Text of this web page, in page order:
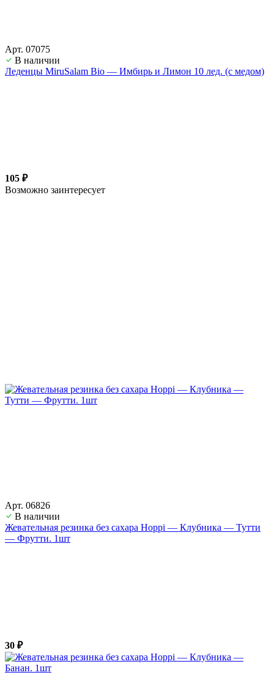
Арт. 07075
В наличии
Леденцы MiruSalam Bio — Имбирь и Лимон 10 лед. (с медом)
105 ₽
Возможно заинтересует
Арт. 06826
В наличии
Жевательная резинка без сахара Hoppi — Клубника — Тутти
— Фрутти. 1шт
30 ₽